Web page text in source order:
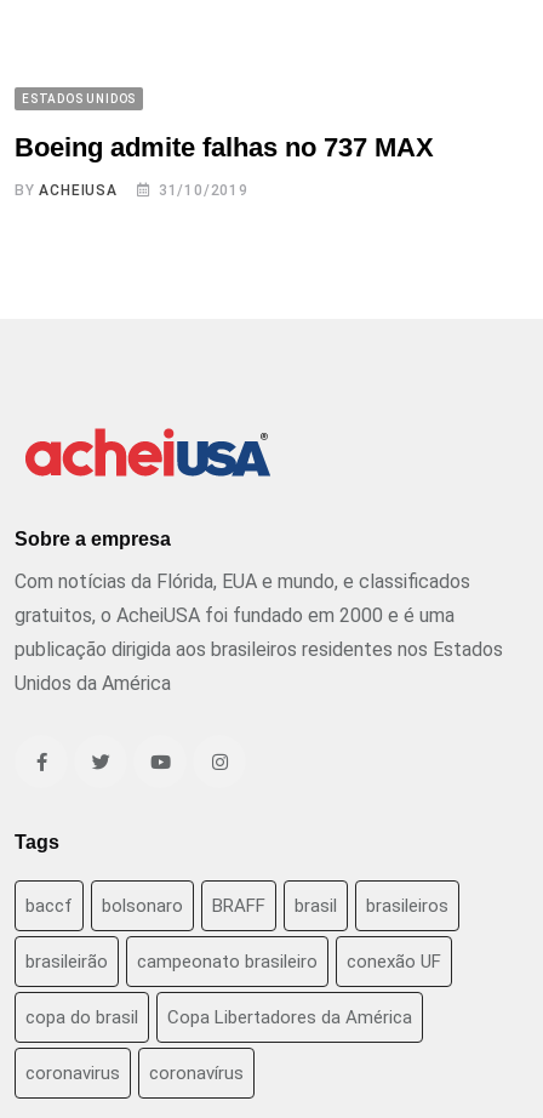
ESTADOS UNIDOS
Boeing admite falhas no 737 MAX
BYACHEIUSA 31/10/2019
Sobre a empresa
Com notícias da Flórida, EUA e mundo, e classificados
gratuitos, o AcheiUSA foi fundado em 2000 e é uma
publicação dirigida aos brasileiros residentes nos Estados
Unidos da América
Tags
baccf bolsonaro BRAFF brasil brasileiros
brasileirão campeonato brasileiro conexão UF
copa do brasil Copa Libertadores da América
coronavirus coronavírus